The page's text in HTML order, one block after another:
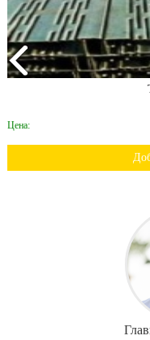
Цена: